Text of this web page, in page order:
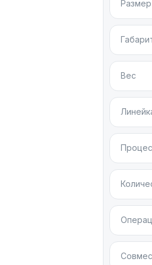
Эпл
что
Apple
Вес